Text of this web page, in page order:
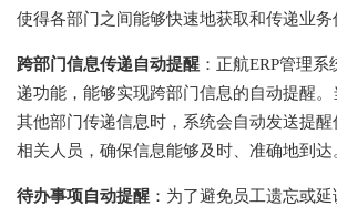
使得各部门之间能够快速地获取和传递业务
跨部门信息传递自动提醒 ：正航ERP管理
递功能，能够实现跨部门信息的自动提醒。
其他部门传递信息时，系统会自动发送提
相关人员，确保信息能够及时、准确地到达
待办事项自动提醒 ：为了避免员工遗忘或